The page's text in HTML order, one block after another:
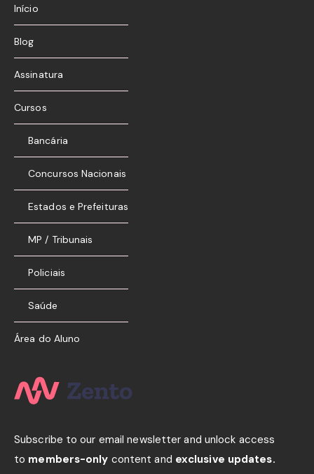
Início
Blog
Assinatura
Cursos
Bancária
Concursos Nacionais
Estados e Prefeituras
MP / Tribunais
Policiais
Saúde
Área do Aluno
Subscribe to our email newsletter and unlock access
to members-only content and exclusive updates.